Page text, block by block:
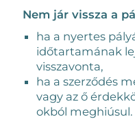
Nem jár vissza a
ha a nyertes
időtartamának
visszavonta,
ha a szerződés
vagy az ő
okból meghiúsul.